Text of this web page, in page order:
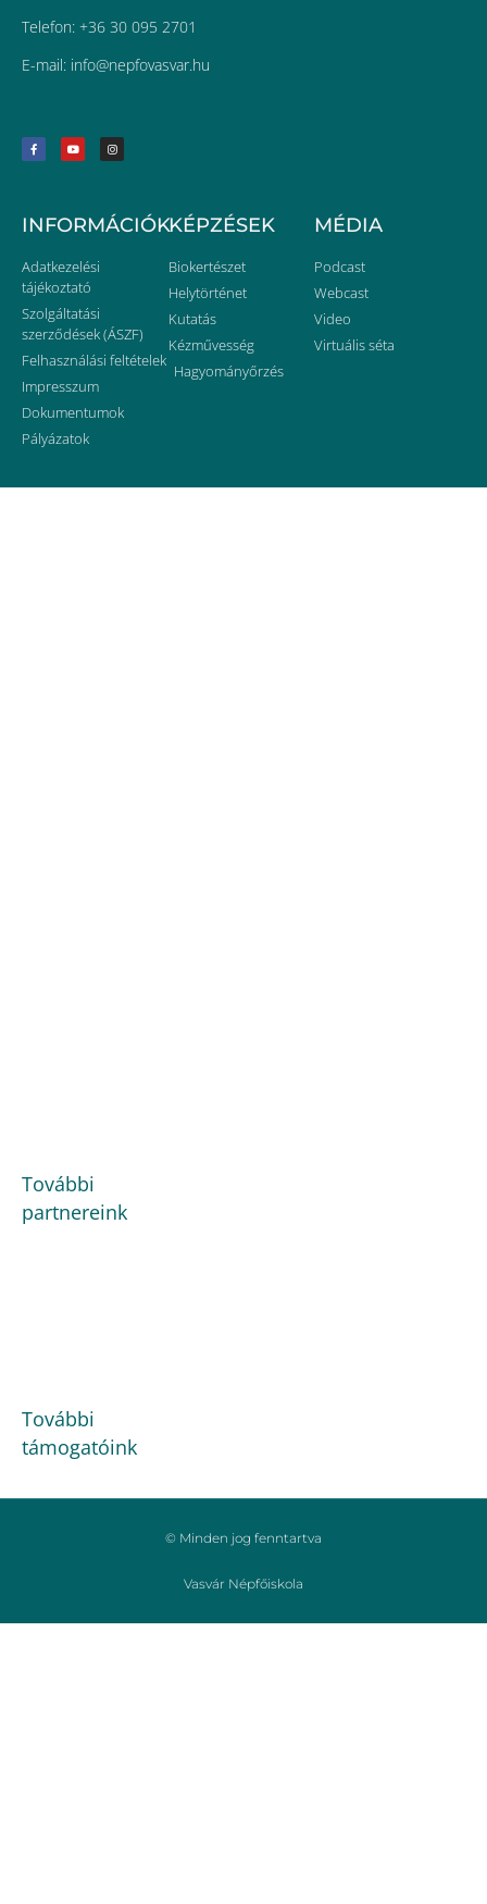
Telefon: +36 30 095 2701
E-mail: uh.ravsavofpen@ofni
INFORMÁCIÓK
Adatkezelési
tájékoztató
Szolgáltatási
szerződések (ÁSZF)
Felhasználási feltételek
Impresszum
Dokumentumok
Pályázatok
KÉPZÉSEK
Biokertészet
Helytörténet
Kutatás
Kézművesség
Hagyományőrzés
MÉDIA
Podcast
Webcast
Video
Virtuális séta
További
partnereink
További
támogatóink
© Minden jog fenntartva
Vasvár Népfőiskola